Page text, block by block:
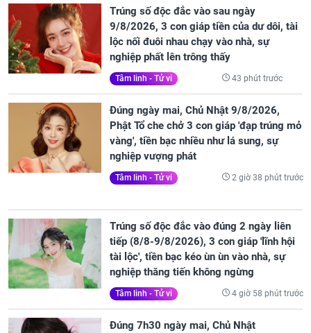
Trúng số độc đắc vào sau ngày
9/8/2026, 3 con giáp tiền của dư dôi, tài
lộc nối đuôi nhau chạy vào nhà, sự
nghiệp phất lên trông thấy
Tâm linh - Tử vi 43 phút trước
Đúng ngày mai, Chủ Nhật 9/8/2026,
Phật Tổ che chở 3 con giáp 'đạp trúng mỏ
vàng', tiền bạc nhiều như lá sung, sự
nghiệp vượng phát
Tâm linh - Tử vi 2 giờ 38 phút trước
Trúng số độc đắc vào đúng 2 ngày liên
tiếp (8/8-9/8/2026), 3 con giáp 'lĩnh hội
tài lộc', tiền bạc kéo ùn ùn vào nhà, sự
nghiệp thăng tiến không ngừng
Tâm linh - Tử vi 4 giờ 58 phút trước
Đúng 7h30 ngày mai, Chủ Nhật